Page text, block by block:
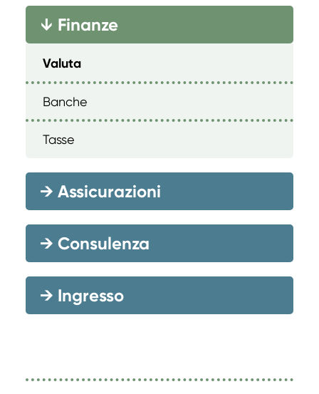
→ Finanze
Valuta
Banche
Tasse
→ Assicurazioni
→ Consulenza
→ Ingresso